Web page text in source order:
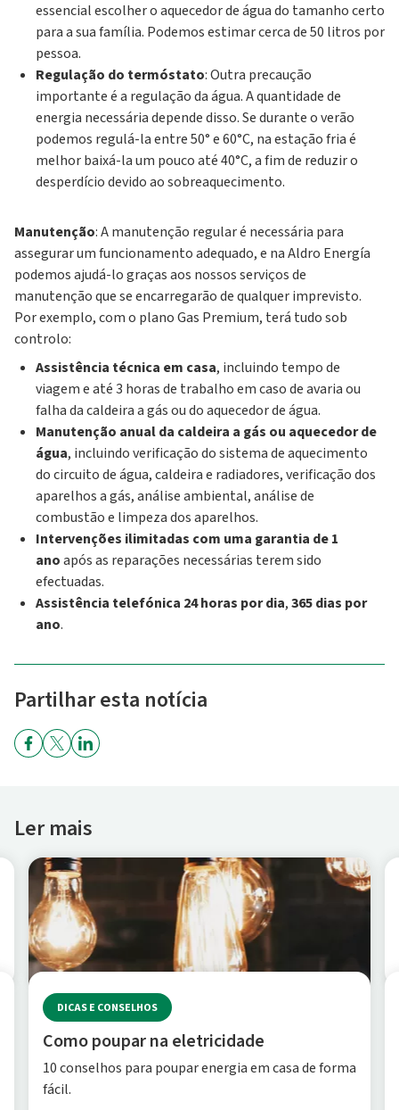
essencial escolher o aquecedor de água do tamanho certo
para a sua família. Podemos estimar cerca de 50 litros por
pessoa.
Regulação do termóstato: Outra precaução
importante é a regulação da água. A quantidade de
energia necessária depende disso. Se durante o verão
podemos regulá-la entre 50° e 60°C, na estação fria é
melhor baixá-la um pouco até 40°C, a fim de reduzir o
desperdício devido ao sobreaquecimento.
Manutenção: A manutenção regular é necessária para
assegurar um funcionamento adequado, e na Aldro Energía
podemos ajudá-lo graças aos nossos serviços de
manutenção que se encarregarão de qualquer imprevisto.
Por exemplo, com o plano Gas Premium, terá tudo sob
controlo:
Assistência técnica em casa, incluindo tempo de
viagem e até 3 horas de trabalho em caso de avaria ou
falha da caldeira a gás ou do aquecedor de água.
Manutenção anual da caldeira a gás ou aquecedor de
água, incluindo verificação do sistema de aquecimento
do circuito de água, caldeira e radiadores, verificação dos
aparelhos a gás, análise ambiental, análise de
combustão e limpeza dos aparelhos.
Intervenções ilimitadas com uma garantia de 1
anoapós as reparações necessárias terem sido
efectuadas.
Assistência telefónica 24 horas por dia,365 dias por
ano.
Partilhar esta notícia
Ler mais
DICAS E CONSELHOS
Como poupar na eletricidade
10 conselhos para poupar energia em casa de forma
fácil.